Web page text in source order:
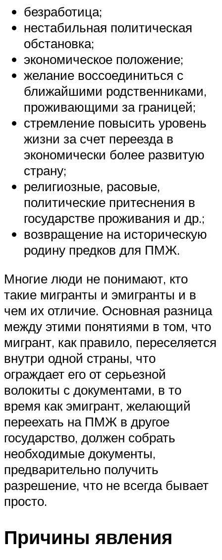
безработица;
нестабильная политическая
обстановка;
экономическое положение;
желание воссоединиться с
ближайшими родственниками,
проживающими за границей;
стремление повысить уровень
жизни за счет переезда в
экономически более развитую
страну;
религиозные, расовые,
политические притеснения в
государстве проживания и др.;
возвращение на историческую
родину предков для ПМЖ.
Многие люди не понимают, кто
такие мигранты и эмигранты и в
чем их отличие. Основная разница
между этими понятиями в том, что
мигрант, как правило, переселяется
внутри одной страны, что
ограждает его от серьезной
волокиты с документами, в то
время как эмигрант, желающий
переехать на ПМЖ в другое
государство, должен собрать
необходимые документы,
предварительно получить
разрешение, что не всегда бывает
просто.
Причины явления